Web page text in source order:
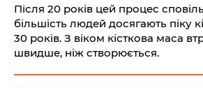
Після 20 років цей процес
більшість людей досягають піку
30 років. З віком кісткова маса
швидше, ніж створюється.